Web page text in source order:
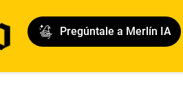
Pregúntale a Merlín IA